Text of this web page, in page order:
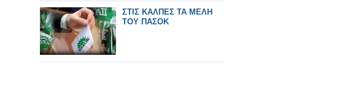
ΣΤΙΣ ΚΑΛΠΕΣ ΤΑ ΜΕΛΗ
ΤΟΥ ΠΑΣΟΚ